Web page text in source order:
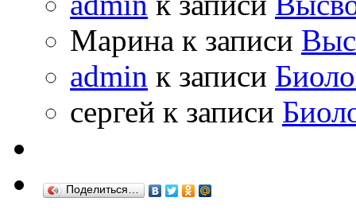
Марина к записи
admin к записи
сергей к записи
Поделиться…